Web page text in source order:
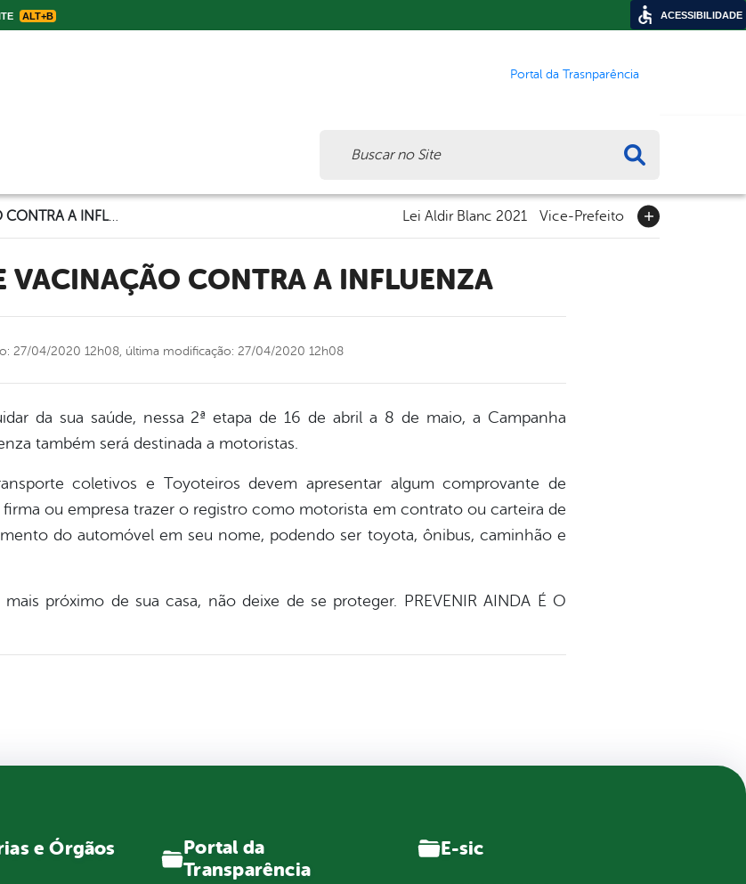
ALT+B
Portal da Trasnparência
CAMPANHA DE VACINAÇÃO CONTRA A INFLUENZA Lei Aldir Blanc 2021 Vice-Prefeito
VACINAÇÃO CONTRA A INFLUENZA
27/04/2020 12h08, última modificação: 27/04/2020 12h08
da sua saúde, nessa 2ª etapa de 16 de abril a 8 de maio, a Campanha
também será destinada a motoristas.
coletivos e Toyoteiros devem apresentar algum comprovante de
firma ou empresa trazer o registro como motorista em contrato ou carteira de
mento do automóvel em seu nome, podendo ser toyota, ônibus, caminhão e
próximo de sua casa, não deixe de se proteger. PREVENIR AINDA É O
e Órgãos
Portal da
Transparência
E-sic
ACESSIBILIDADE